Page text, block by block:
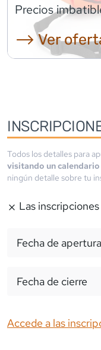
Precios
⟶ Ver
Todos los detalles para
visitando un
ningún detalle sobre tu
Las
Fecha de apertura
Fecha de cierre
Accede a las